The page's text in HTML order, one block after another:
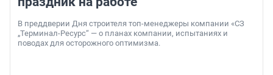
В преддверии Дня строителя топ-менеджеры компании «СЗ
„Терминал-Ресурс“ — о планах компании, испытаниях и
поводах для осторожного оптимизма.